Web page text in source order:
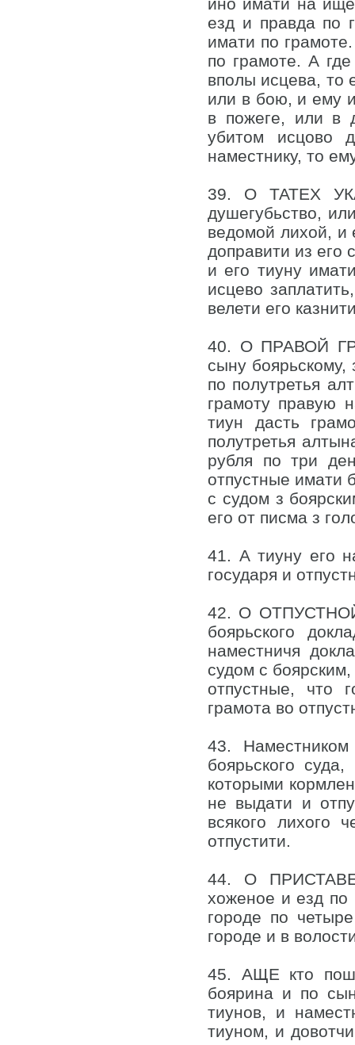
езд и правда по
имати по
по грамоте. А
вполы исцева, то
или в бою, и ему
в пожеге, или в
убитом исцово
наместнику, то
39. О ТАТЕХ
душегубьство,
ведомой лихой, и
доправити из его
и его тиуну
исцево
велети его
40. О ПРАВОЙ
сыну
по полутретья
грамоту правую
тиун дасть
полутретья
рубля по три
отпустные имати
с судом з
его от писма з
41. А тиуну его
государя и
42. О ОТПУСТНОЙ
боярьского
наместничя
судом с
отпустные, что
грамота во
43.
боярьского
которыми
не выдати и
всякого лихого
отпустити.
44. О
хоженое и езд по
городе по
городе и в
45. АЩЕ кто
боярина и по
тиунов, и
тиуном, и